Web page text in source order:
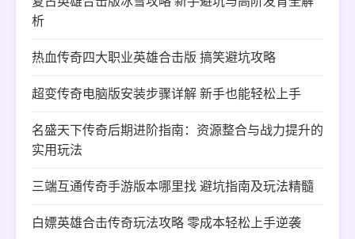
析
热血传奇四大职业英雄合击版 搞笑避坑攻略
超变传奇电脑版安装步骤详解 新手也能轻松上手
名盛天下传奇后期进阶指南：资源整合与战力提升的
实用玩法
三端互通传奇手游版本哪里找 避坑指南及玩法精髓
白嫖英雄合击传奇玩法攻略 零成本轻松上手逆袭